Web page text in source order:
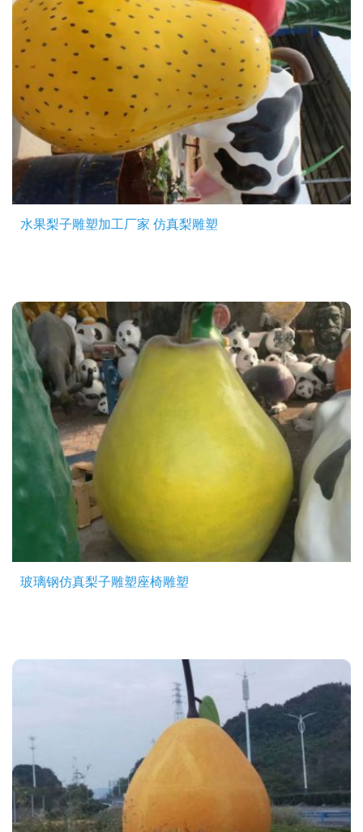
水果梨子雕塑加工厂家 仿真梨雕塑
玻璃钢仿真梨子雕塑座椅雕塑